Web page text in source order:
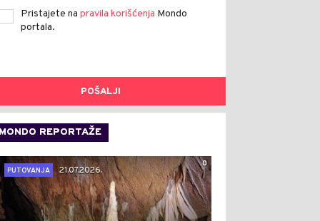
Pristajete na pravila korišćenja Mondo
portala.
POŠALJI
MONDO REPORTAŽE
0
PUTOVANJA
21.07.2026.